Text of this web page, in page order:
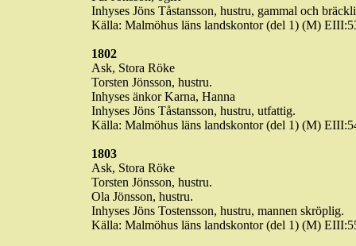
Inhyses Jöns Tåstansson, hustru, gammal och
Källa: Malmöhus läns landskontor (del 1) (M)
1802
Ask, Stora Röke
Torsten Jönsson, hustru.
Inhyses änkorKarna, Hanna
Inhyses Jöns Tåstansson, hustru, utfattig.
Källa: Malmöhus läns landskontor (del 1) (M)
1803
Ask, Stora Röke
Torsten Jönsson, hustru.
Ola Jönsson, hustru.
Inhyses Jöns Tostensson, hustru, mannen skröplig.
Källa: Malmöhus läns landskontor (del 1) (M)